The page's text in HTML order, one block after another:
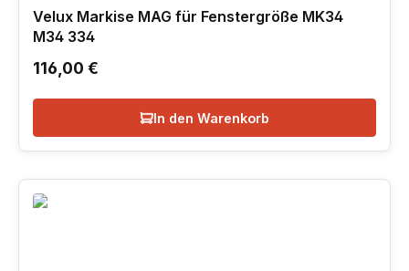
Velux Markise MAG für Fenstergröße MK34
M34 334
Regulärer Preis:
116,00 €
In den Warenkorb